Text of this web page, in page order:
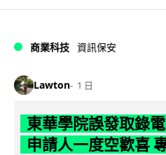
商業科技 資訊保安
Lawton 1 日
東華學院誤發取錄
申請人一度空歡喜